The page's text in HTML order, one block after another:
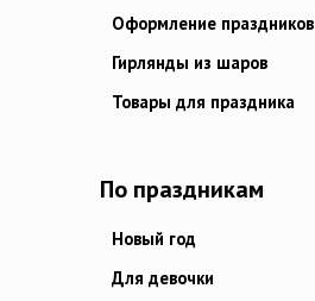
Оформление праздников
Гирлянды из шаров
Товары для праздника
По праздникам
Новый год
Для девочки